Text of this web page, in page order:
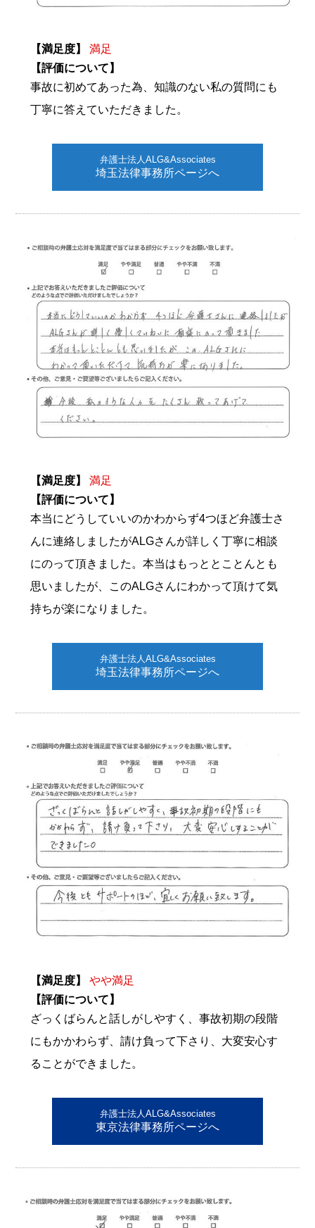
【満足度】
満足
【評価について】
事故に初めてあった為、知識のない私の質問にも
丁寧に答えていただきました。
弁護士法人ALG&Associates
埼玉法律事務所ページへ
【満足度】
満足
【評価について】
本当にどうしていいのかわからず4つほど弁護士さ
んに連絡しましたがALGさんが詳しく丁寧に相談
にのって頂きました。本当はもっととことんとも
思いましたが、このALGさんにわかって頂けて気
持ちが楽になりました。
弁護士法人ALG&Associates
埼玉法律事務所ページへ
【満足度】
やや満足
【評価について】
ざっくばらんと話しがしやすく、事故初期の段階
にもかかわらず、請け負って下さり、大変安心す
ることができました。
弁護士法人ALG&Associates
東京法律事務所ページへ